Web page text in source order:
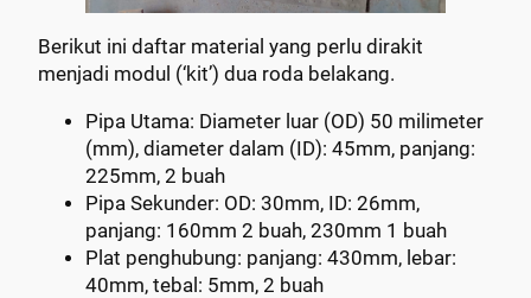
Berikut ini daftar material yang perlu dirakit
menjadi modul (‘kit’) dua roda belakang.
Pipa Utama: Diameter luar (OD) 50 milimeter
(mm), diameter dalam (ID): 45mm, panjang:
225mm, 2 buah
Pipa Sekunder: OD: 30mm, ID: 26mm,
panjang: 160mm 2 buah, 230mm 1 buah
Plat penghubung: panjang: 430mm, lebar:
40mm, tebal: 5mm, 2 buah